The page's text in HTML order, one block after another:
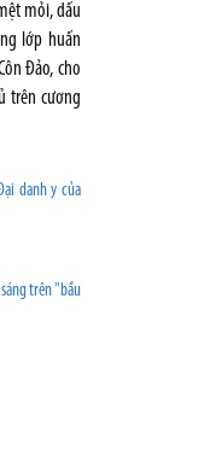
mỏi, dấu
lớp huấn
Đảo, cho
trên cương
danh y của
trên "bầu